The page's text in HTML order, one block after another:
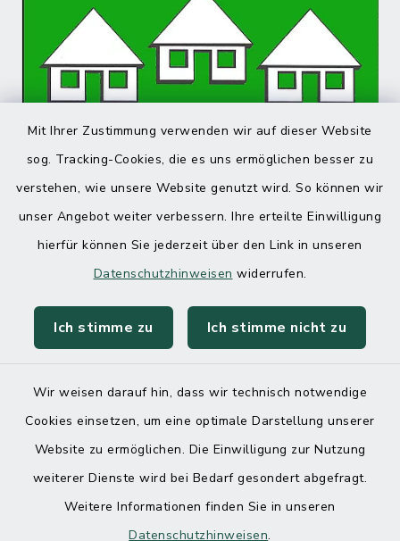
Mit Ihrer Zustimmung verwenden wir auf dieser Website
sog. Tracking-Cookies, die es uns ermöglichen besser zu
verstehen, wie unsere Website genutzt wird. So können wir
unser Angebot weiter verbessern. Ihre erteilte Einwilligung
hierfür können Sie jederzeit über den Link in unseren
Datenschutzhinweisen widerrufen.
Ich stimme zu Ich stimme nicht zu
Wir weisen darauf hin, dass wir technisch notwendige
Cookies einsetzen, um eine optimale Darstellung unserer
Website zu ermöglichen. Die Einwilligung zur Nutzung
weiterer Dienste wird bei Bedarf gesondert abgefragt.
Weitere Informationen finden Sie in unseren
Datenschutzhinweisen.
Barrierefreiheit